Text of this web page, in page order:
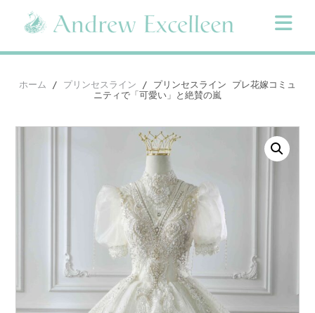
content
ホーム / プリンセスライン / プリンセスライン プレ花嫁コミュ
ニティで「可愛い」と絶賛の嵐